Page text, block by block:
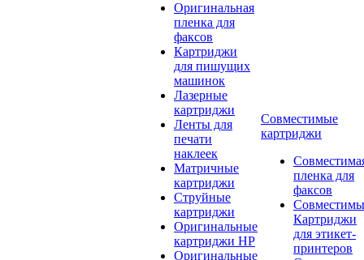
Оригинальная
пленка для
факсов
Картриджи
для пишущих
машинок
Лазерные
картриджи
Ленты для
печати
наклеек
Матричные
картриджи
Струйные
картриджи
Оригинальные
картриджи HP
Оригинальные
Совместимые
картриджи
пленка для
факсов
Картриджи
для этикет-
принтеров